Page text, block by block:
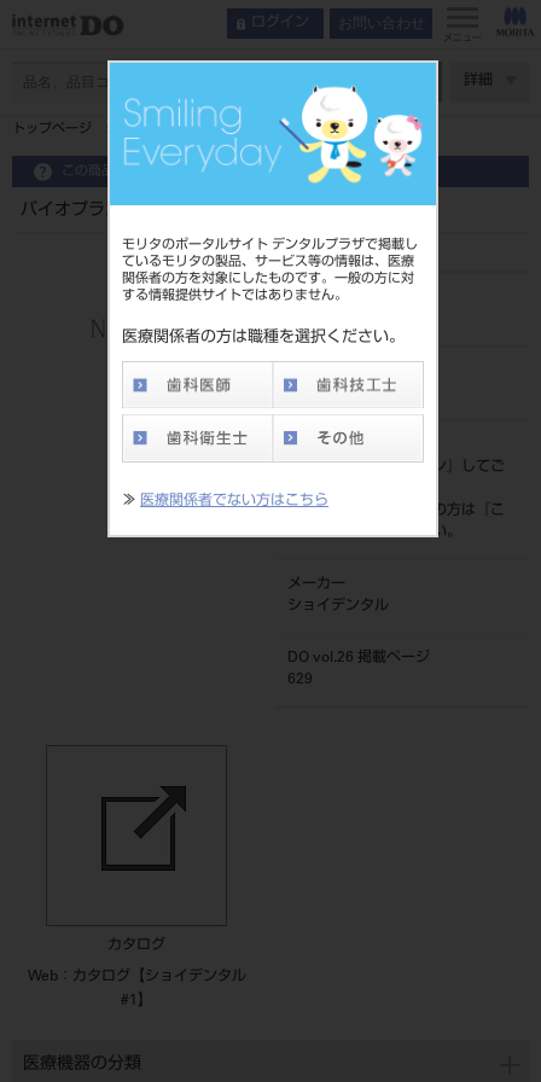
モリタのポータルサイト デンタルプラザで掲載し
ているモリタの製品、サービス等の情報は、医療
関係者の方を対象にしたものです。一般の方に対
する情報提供サイトではありません。
医療関係者の方は職種を選択ください。
≫ 医療関係者でない方はこちら
ログイン お問い合わせ
メニュー
詳細
トップページ バイオプラスト ２．０㎜ 角 ＃３１８４
この商品に関するお問い合わせ
バイオプラスト ２．０㎜ 角 ＃３１８４
品目コード
4571185649323
標準価格
価格の確認は『ログイン
』してご
ネット会員登録がまだの方は『
こ
ちら』より登録ください。
メーカー
ショイデンタル
DO vol.26 掲載ページ
629
カタログ
Web：カタログ【ショイデンタル
#1】
医療機器の分類